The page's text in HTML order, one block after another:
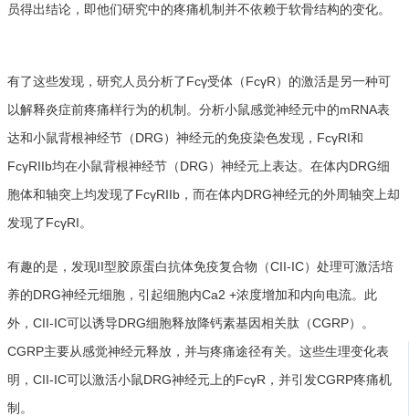
员得出结论，即他们研究中的疼痛机制并不依赖于软骨结构的变化。
有了这些发现，研究人员分析了Fcγ受体（FcγR）的激活是另一种可
以解释炎症前疼痛样行为的机制。分析小鼠感觉神经元中的mRNA表
达和小鼠背根神经节（DRG）神经元的免疫染色发现，FcγRI和
FcγRIIb均在小鼠背根神经节（DRG）神经元上表达。在体内DRG细
胞体和轴突上均发现了FcγRIIb，而在体内DRG神经元的外周轴突上却
发现了FcγRI。
有趣的是，发现II型胶原蛋白抗体免疫复合物（CII-IC）处理可激活培
养的DRG神经元细胞，引起细胞内Ca2 +浓度增加和内向电流。此
外，CII-IC可以诱导DRG细胞释放降钙素基因相关肽（CGRP）。
CGRP主要从感觉神经元释放，并与疼痛途径有关。这些生理变化表
明，CII-IC可以激活小鼠DRG神经元上的FcγR，并引发CGRP疼痛机
制。